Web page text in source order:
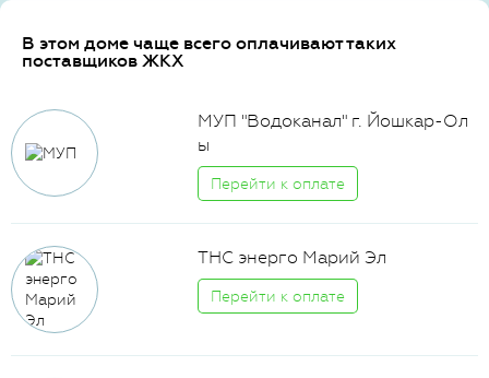
В этом доме чаще всего оплачивают таких
поставщиков ЖКХ
МУП "Водоканал" г. Йошкар-Ол
ы
Перейти к оплате
ТНС энерго Марий Эл
Перейти к оплате